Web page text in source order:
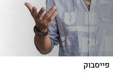
פייסבוק